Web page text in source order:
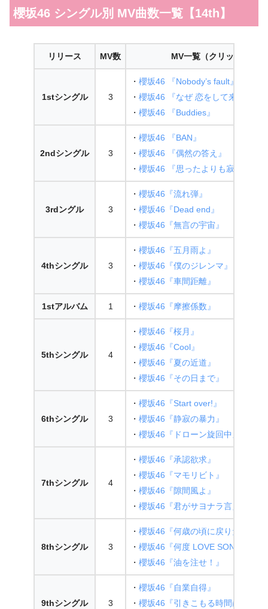
櫻坂46 シングル別 MV曲数一覧【14th】
リリース MV数 MV一覧（クリックで別
1stシングル 3
・ 櫻坂46 『Nobody’s fault』
・ 櫻坂46 『なぜ 恋をして来なかっ
・ 櫻坂46 『Buddies』
2ndシングル 3
・ 櫻坂46 『BAN』
・ 櫻坂46 『偶然の答え』
・ 櫻坂46 『思ったよりも寂しくな
3rdングル 3
・ 櫻坂46『流れ弾』
・ 櫻坂46『Dead end』
・ 櫻坂46『無言の宇宙』
4thシングル 3
・ 櫻坂46『五月雨よ』
・ 櫻坂46『僕のジレンマ』
・ 櫻坂46『車間距離』
1stアルバム 1 ・ 櫻坂46『摩擦係数』
5thシングル 4
・ 櫻坂46『桜月』
・ 櫻坂46『Cool』
・ 櫻坂46『夏の近道』
・ 櫻坂46『その日まで』
6thシングル 3
・ 櫻坂46『Start over!』
・ 櫻坂46『静寂の暴力』
・ 櫻坂46『ドローン旋回中』
7thシングル 4
・ 櫻坂46『承認欲求』
・ 櫻坂46『マモリビト』
・ 櫻坂46『隙間風よ』
・ 櫻坂46『君がサヨナラ言えたって
8thシングル 3
・ 櫻坂46『何歳の頃に戻りたいのか
・ 櫻坂46『何度 LOVE SONGの歌
・ 櫻坂46『油を注せ！』
9thシングル 3
・ 櫻坂46『自業自得』
・ 櫻坂46『引きこもる時間はない』